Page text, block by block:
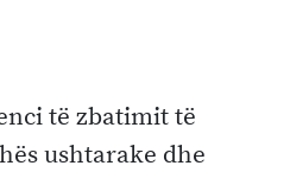
të zbatimit të
ushtarake dhe